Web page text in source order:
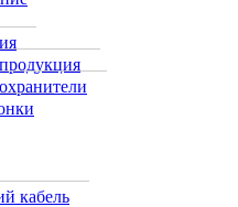
кабель